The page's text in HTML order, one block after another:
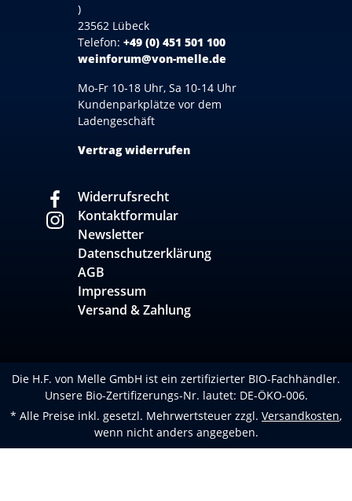
)
23562 Lübeck
Telefon: +49 (0) 451 501 100
weinforum@von-melle.de
Mo-Fr 10-18 Uhr, Sa 10-14 Uhr
Kundenparkplätze vor dem
Ladengeschäft
Vertrag widerrufen
Widerrufsrecht
Kontaktformular
Newsletter
Datenschutzerklärung
AGB
Impressum
Versand & Zahlung
Die H.F. von Melle GmbH ist ein zertifizierter BIO-Fachhändler.
Unsere Bio-Zertifizerungs-Nr. lautet: DE-ÖKO-006.
* Alle Preise inkl. gesetzl. Mehrwertsteuer zzgl. Versandkosten,
wenn nicht anders angegeben.